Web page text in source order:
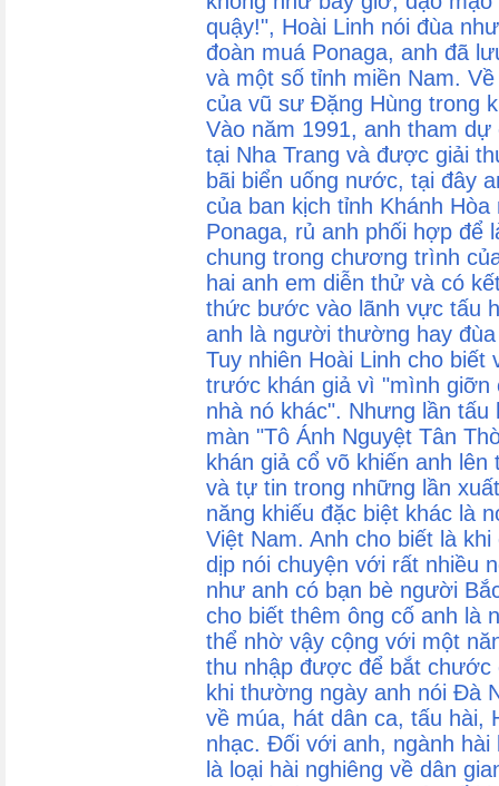
quậy!", Hoài Linh nói đùa
đoàn muá Ponaga, anh đã
và một số tỉnh miền Nam.
của vũ sư Đặng Hùng trong
Vào năm 1991, anh tham
tại Nha Trang và được giải
bãi biển uống nước, tại đây
của ban kịch tỉnh Khánh
Ponaga, rủ anh phối hợp để
chung trong chương trình
hai anh em diễn thử và có
thức bước vào lãnh vực tấu
anh là người thường hay
Tuy nhiên Hoài Linh cho biết
trước khán giả vì "mình giỡn
nhà nó khác". Nhưng lần
màn "Tô Ánh Nguyệt Tân
khán giả cổ võ khiến anh
và tự tin trong những lần
năng khiếu đặc biệt khác là
Việt Nam. Anh cho biết là
dịp nói chuyện với rất nhiều
như anh có bạn bè người
cho biết thêm ông cố anh là
thể nhờ vậy cộng với một
thu nhập được để bắt chước
khi thường ngày anh nói Đà
về múa, hát dân ca, tấu hài,
nhạc. Đối với anh, ngành
là loại hài nghiêng về dân